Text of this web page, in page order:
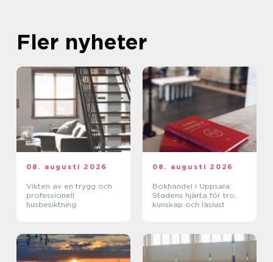
Fler nyheter
08. augusti 2026
Vikten av en trygg och
professionell
husbesiktning
08. augusti 2026
Bokhandel i Uppsala:
Stadens hjärta för tro,
kunskap och läslust